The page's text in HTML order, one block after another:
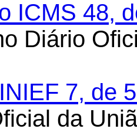
ICMS 48,
Diário
7, de
da